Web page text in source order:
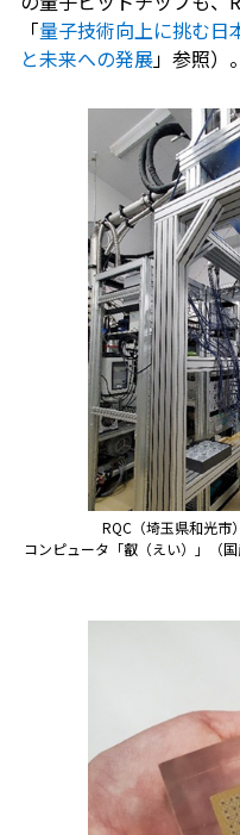
「量子技術向上に挑む日
と未来への発展」参照）。
RQC（埼玉県和光市
コンピュータ「叡（えい）」（